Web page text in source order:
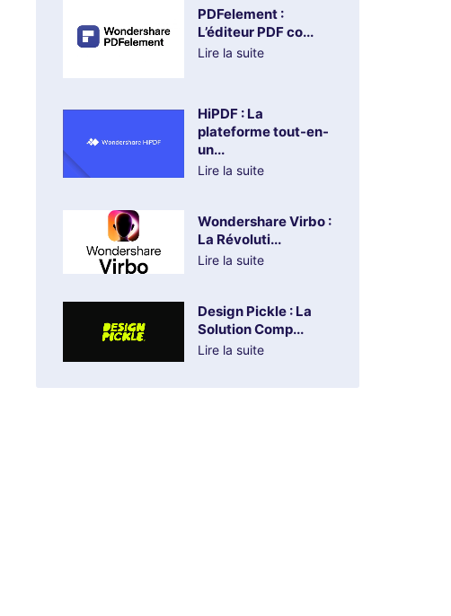
PDFelement :
L’éditeur PDF co...
Lire la suite
HiPDF : La
plateforme tout-en-
un...
Lire la suite
Wondershare Virbo :
La Révoluti...
Lire la suite
Design Pickle : La
Solution Comp...
Lire la suite